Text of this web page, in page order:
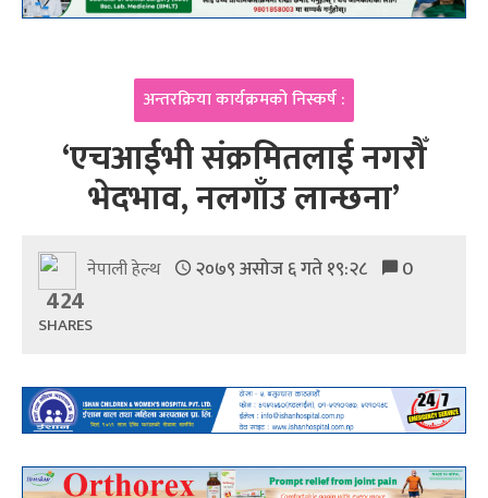
अन्तरक्रिया कार्यक्रमको निस्कर्ष :
‘एचआईभी संक्रमितलाई नगरौँ
भेदभाव, नलगाँउ लान्छना’
नेपाली हेल्थ २०७९ असोज ६ गते १९:२८ 0
424
SHARES